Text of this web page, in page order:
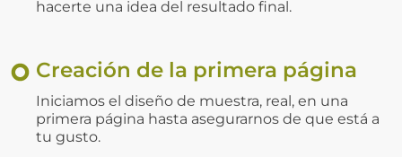
hacerte una idea del resultado final.
Creación de la primera página
Iniciamos el diseño de muestra, real, en una
primera página hasta asegurarnos de que está a
tu gusto.